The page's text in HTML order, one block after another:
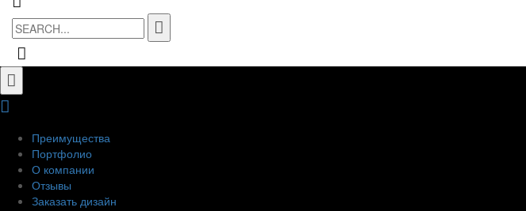
Search
for:
Преимущества
Портфолио
О компании
Отзывы
Заказать дизайн